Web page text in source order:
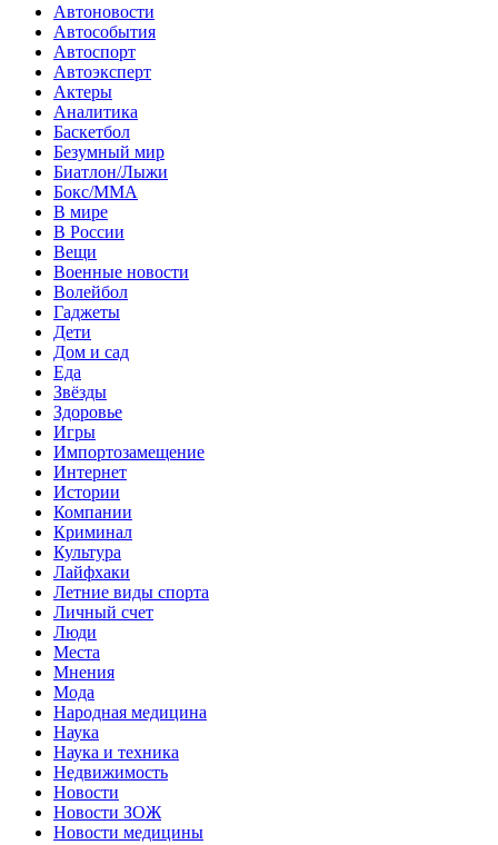
Автоновости
Автособытия
Автоспорт
Автоэксперт
Актеры
Аналитика
Баскетбол
Безумный мир
Биатлон/Лыжи
Бокс/MMA
В мире
В России
Вещи
Военные новости
Волейбол
Гаджеты
Дети
Дом и сад
Еда
Звёзды
Здоровье
Игры
Импортозамещение
Интернет
Истории
Компании
Криминал
Культура
Лайфхаки
Летние виды спорта
Личный счет
Люди
Места
Мнения
Мода
Народная медицина
Наука
Наука и техника
Недвижимость
Новости
Новости ЗОЖ
Новости медицины